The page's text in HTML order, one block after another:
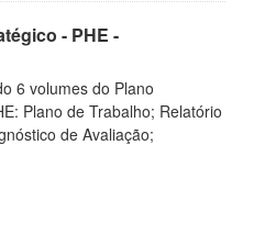
- PHE -
6 volumes do Plano
Plano de Trabalho; Relatório
de Avaliação;